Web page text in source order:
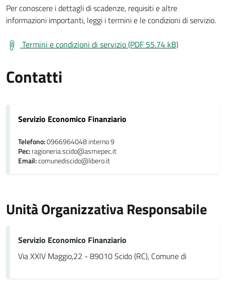
Per conoscere i dettagli di scadenze, requisiti e altre
informazioni importanti, leggi i termini e le condizioni di servizio.
Termini e condizioni di servizio (PDF 55.74 kB)
Contatti
Servizio Economico Finanziario
Telefono:0966964048 interno 9
Pec:ragioneria.scido@asmepec.it
Email:comunediscido@libero.it
Unità Organizzativa Responsabile
Servizio Economico Finanziario
Via XXIV Maggio,22 - 89010 Scido (RC), Comune di